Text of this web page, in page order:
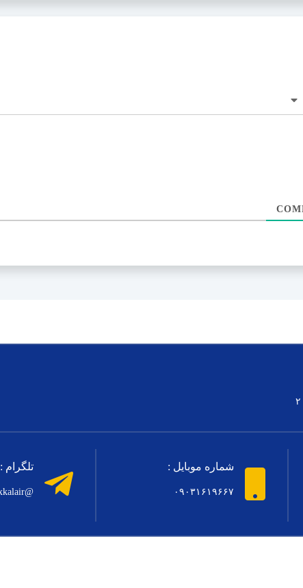
شماره موبایل :
۰۹۰۳۱۶۱۹۶۶۷
تلگرام :
@mixkalair